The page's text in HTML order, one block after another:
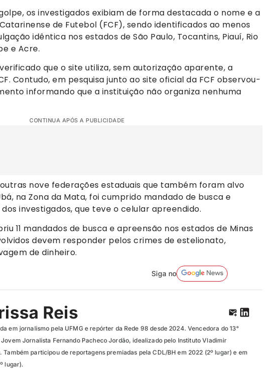
os investigados exibiam de forma destacada o nome e a
de Futebol (FCF), sendo identificados ao menos
idêntica nos estados de São Paulo, Tocantins, Piauí, Rio
e Acre.
que o site utiliza, sem autorização aparente, a
Contudo, em pesquisa junto ao site oficial da FCF observou-
informando que a instituição não organiza nenhuma
CONTINUA APÓS A PUBLICIDADE
nove federações estaduais que também foram alvo
na Zona da Mata, foi cumprido mandado de busca e
investigados, que teve o celular apreendido.
11 mandados de busca e apreensão nos estados de Minas
devem responder pelos crimes de estelionato,
de dinheiro.
Siga no
Reis
em jornalismo pela UFMG e repórter da Rede 98 desde 2024. Vencedora do 13°
Jovem Jornalista Fernando Pacheco Jordão, idealizado pelo Instituto Vladimir
Também participou de reportagens premiadas pela CDL/BH em 2022 (2º lugar) e em
lugar).